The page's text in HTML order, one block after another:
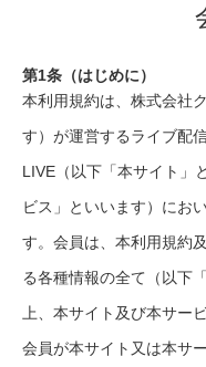
第1条（はじめに）
本利用規約は、株式会社
す）が運営するライブ配
LIVE（以下「本サイト」
ビス」といいます）にお
す。会員は、本利用規約
る各種情報の全て（以下
上、本サイト及び本サー
会員が本サイト又は本サ